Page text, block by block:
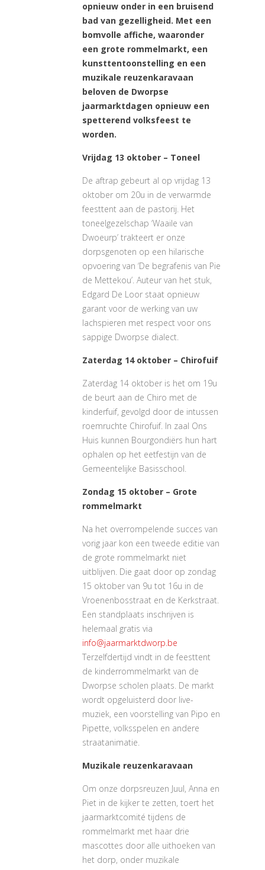
opnieuw onder in een bruisend
bad van gezelligheid. Met een
bomvolle affiche, waaronder
een grote rommelmarkt, een
kunsttentoonstelling en een
muzikale reuzenkaravaan
beloven de Dworpse
jaarmarktdagen opnieuw een
spetterend volksfeest te
worden.
Vrijdag 13 oktober – Toneel
De aftrap gebeurt al op vrijdag 13
oktober om 20u in de verwarmde
feesttent aan de pastorij. Het
toneelgezelschap ‘Waaile van
Dwoeurp’ trakteert er onze
dorpsgenoten op een hilarische
opvoering van ‘De begrafenis van Pie
de Mettekou’. Auteur van het stuk,
Edgard De Loor staat opnieuw
garant voor de werking van uw
lachspieren met respect voor ons
sappige Dworpse dialect.
Zaterdag 14 oktober – Chirofuif
Zaterdag 14 oktober is het om 19u
de beurt aan de Chiro met de
kinderfuif, gevolgd door de intussen
roemruchte Chirofuif. In zaal Ons
Huis kunnen Bourgondiërs hun hart
ophalen op het eetfestijn van de
Gemeentelijke Basisschool.
Zondag 15 oktober – Grote
rommelmarkt
Na het overrompelende succes van
vorig jaar kon een tweede editie van
de grote rommelmarkt niet
uitblijven. Die gaat door op zondag
15 oktober van 9u tot 16u in de
Vroenenbosstraat en de Kerkstraat.
Een standplaats inschrijven is
helemaal gratis via
info@jaarmarktdworp.be
Terzelfdertijd vindt in de feesttent
de kinderrommelmarkt van de
Dworpse scholen plaats. De markt
wordt opgeluisterd door live-
muziek, een voorstelling van Pipo en
Pipette, volksspelen en andere
straatanimatie.
Muzikale reuzenkaravaan
Om onze dorpsreuzen Juul, Anna en
Piet in de kijker te zetten, toert het
jaarmarktcomité tijdens de
rommelmarkt met haar drie
mascottes door alle uithoeken van
het dorp, onder muzikale